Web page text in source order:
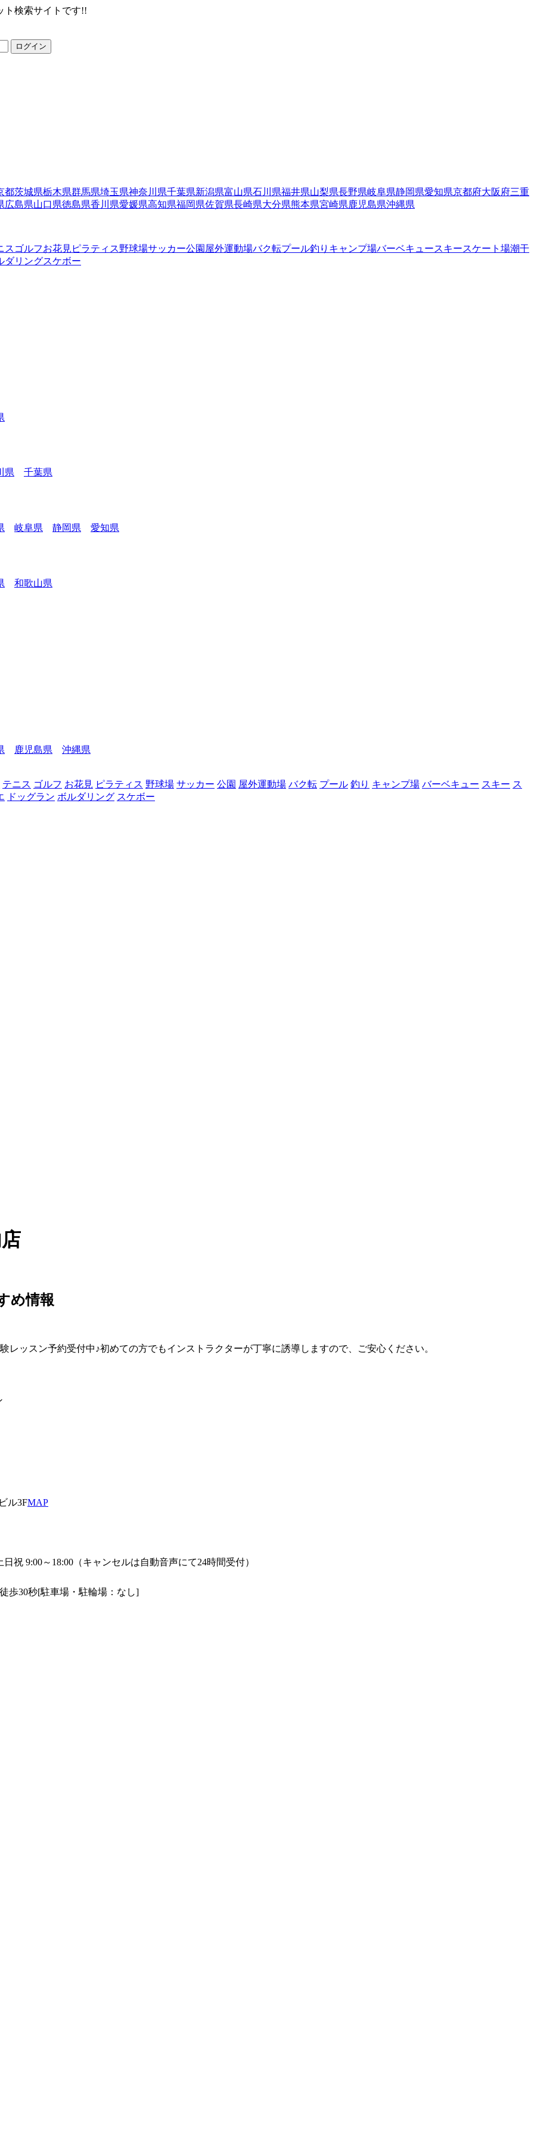
ト検索サイトです!!
ログイン
都茨城県栃木県群馬県埼玉県神奈川県千葉県新潟県富山県石川県福井県山梨県長野県岐阜県静岡県愛知県京都府大阪府三重
広島県山口県徳島県香川県愛媛県高知県福岡県佐賀県長崎県大分県熊本県宮崎県鹿児島県沖縄県
ス ゴルフお花見 ピラティス野球場サッカー公園 屋外運動場バク転プール釣り キャンプ場バーベキュースキースケート場潮干
ダリングスケボー
県 千葉県
岐阜県 静岡県 愛知県
和歌山県
鹿児島県
沖縄県
テニス ゴルフ お花見 ピラティス 野球場 サッカー 公園 屋外運動場 バク転 プール 釣り キャンプ場 バーベキュー スキー ス
ドッグラン ボルダリング スケボー
め情報
ッスン予約受付中♪初めての方でもインストラクターが丁寧に誘導しますので、ご安心ください。
ル3FMAP
祝 9:00～18:00（キャンセルは自動音声にて24時間受付）
歩30秒[駐車場・駐輪場：なし]